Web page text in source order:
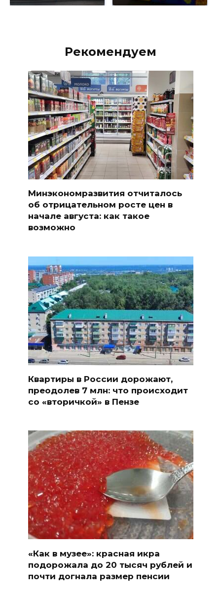
Рекомендуем
Минэкономразвития отчиталось
об отрицательном росте цен в
начале августа: как такое
возможно
Квартиры в России дорожают,
преодолев 7 млн: что происходит
со «вторичкой» в Пензе
«Как в музее»: красная икра
подорожала до 20 тысяч рублей и
почти догнала размер пенсии